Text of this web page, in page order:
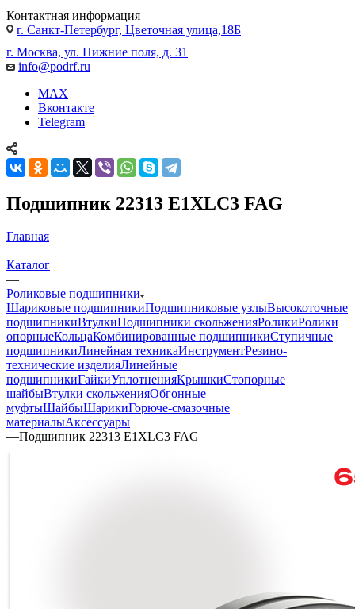
Контактная информация
г. Санкт-Петербург, Цветочная улица,18Б
г. Москва, ул. Нижние поля, д. 31
info@podrf.ru
MAX
Вконтакте
Telegram
Подшипник 22313 E1XLC3 FAG
Главная
—
Каталог
—
Роликовые подшипники
Шариковые подшипникиПодшипниковые узлыВысокоточные
подшипникиВтулкиПодшипники скольженияРоликиРолики
опорныеКольцаКомбинированные подшипникиСтупичные
подшипникиЛинейная техникаИнструментРезино-
технические изделияЛинейные
подшипникиГайкиУплотненияКрышкиСтопорные
шайбыВтулки скольженияОбгонные
муфтыШайбыШарикиГорюче-смазочные
материалыАксессуары
—Подшипник 22313 E1XLC3 FAG